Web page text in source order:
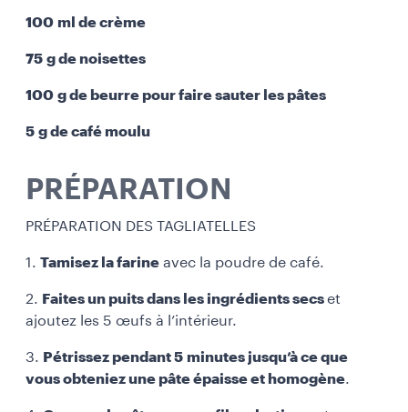
100 ml de crème
75 g de noisettes
100 g de beurre pour faire sauter les pâtes
5 g de café moulu
PRÉPARATION
PRÉPARATION DES TAGLIATELLES
1. Tamisez la farine avec la poudre de café.
2. Faites un puits dans les ingrédients secset
ajoutez les 5 œufs à l’intérieur.
3. Pétrissez pendant 5 minutes jusqu’à ce que
vous obteniez une pâte épaisse et homogène.